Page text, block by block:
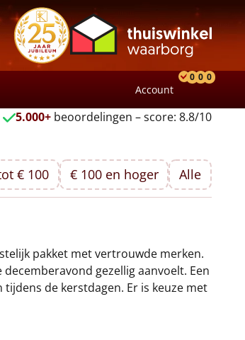
Account
0 0 0
5.000+ beoordelingen – score: 8.8/10
€ 100 € 100 en hoger Alle
pakket met vertrouwde merken.
gezellig aanvoelt. Een
de kerstdagen. Er is keuze met